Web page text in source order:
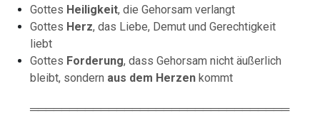
Gottes Heiligkeit, die Gehorsam verlangt
Gottes Herz, das Liebe, Demut und Gerechtigkeit
liebt
Gottes Forderung, dass Gehorsam nicht äußerlich
bleibt, sondern aus dem Herzen kommt
═════════════════════════════════